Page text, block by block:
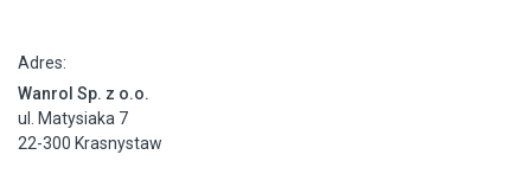
Adres:
Wanrol Sp. z o.o.
ul. Matysiaka 7
22-300 Krasnystaw